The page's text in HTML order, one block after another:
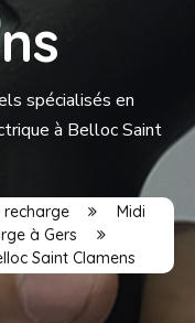
spécialisés en
à Belloc Saint
Midi
à Gers
Saint Clamens